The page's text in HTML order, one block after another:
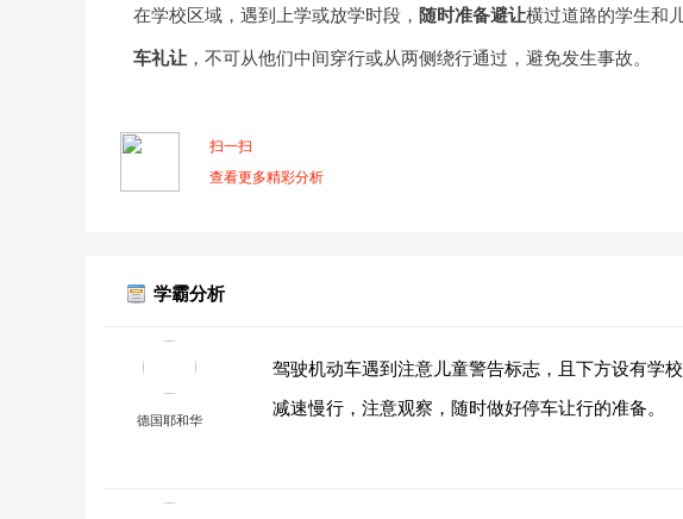
在学校区域，遇到上学或放学时段， 随时准备避让横过道路的学生和
车礼让 ，不可从他们中间穿行或从两侧绕行通过，避免发生事故。
扫一扫
查看更多精彩分析
学霸分析
德国耶和华
驾驶机动车遇到注意儿童警告标志，且下方设有学
减速慢行，注意观察，随时做好停车让行的准备。